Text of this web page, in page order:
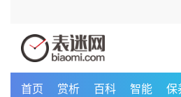
首页 赏析 百科 智能 保